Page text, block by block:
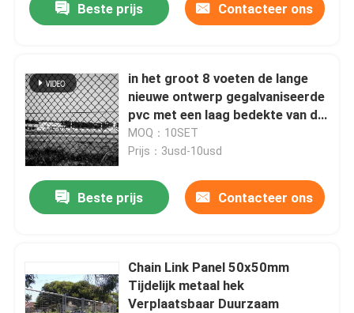
Producten
Beste prijs Contacteer ons
in het groot 8 voeten de lange
nieuwe ontwerp gegalvaniseerde
pvc met een laag bedekte van de
kettingsverbinding omheinings
MOQ：10SET
Prijs：3usd-10usd
Beste prijs Contacteer ons
Chain Link Panel 50x50mm
Tijdelijk metaal hek
Verplaatsbaar Duurzaam